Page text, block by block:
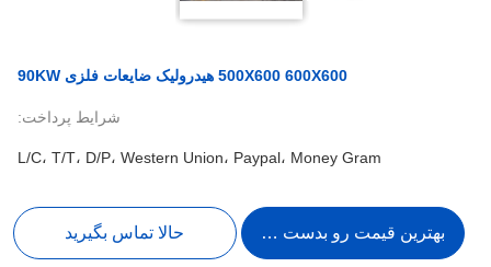
500X600 600X600 هیدرولیک ضایعات فلزی 90KW
شرایط پرداخت:
L/C، T/T، D/P، Western Union، Paypal، Money Gram
بهترین قیمت رو بدست بیار حالا تماس بگیرید